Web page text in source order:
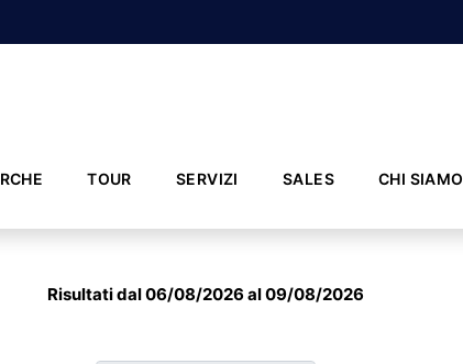
TOUR SERVIZI SALES CHI SIAMO
Risultati dal 06/08/2026 al 09/08/2026